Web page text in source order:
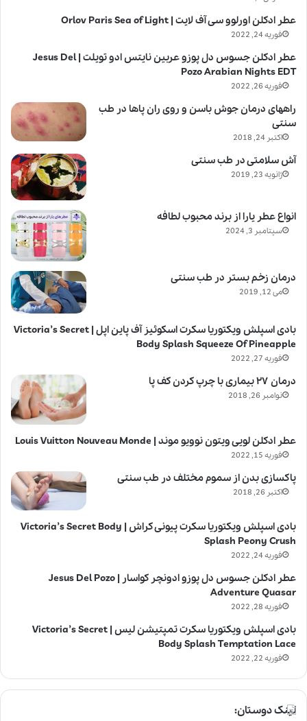
عطر ادکلن اورلوو سی آف لایت | Orlov Paris Sea of Light
فوریه 24, 2022
عطر ادکلن جسوس دل پوزو عربین نایتس ادو تویلت | Jesus Del
Pozo Arabian Nights EDT
فوریه 26, 2022
راههای درمان جوش باسن و روی ران پاها در طب
سنتی
اکتبر 24, 2018
آش سلامتی در طب سنتی
ژانویه 23, 2019
انواع عطر یارا از برند محبوب لطافه
سپتامبر 3, 2024
درمان زخم بستر در طب سنتی
می 12, 2019
بادی اسپلش ویکتوریا سکرت اسکوئیز آف پاین اپل | Victoria’s Secret
Body Splash Squeeze Of Pineapple
فوریه 27, 2022
درمان ۲۷ بیماری با چرپ کردن کف پا
نوامبر 26, 2018
عطر ادکلن لویی ویتون نوویو موند | Louis Vuitton Nouveau Monde
فوریه 15, 2022
پاکسازی بدن از سموم مختلف در طب سنتی
اکتبر 26, 2018
بادی اسپلش ویکتوریا سکرت پیونی کراش | Victoria’s Secret Body
Splash Peony Crush
فوریه 24, 2022
عطر ادکلن جسوس دل پوزو ادونچر کواسار | Jesus Del Pozo
Adventure Quasar
فوریه 28, 2022
بادی اسپلش ویکتوریا سکرت تمپتیشن لیس | Victoria’s Secret
Body Splash Temptation Lace
فوریه 22, 2022
لینک دوستان: